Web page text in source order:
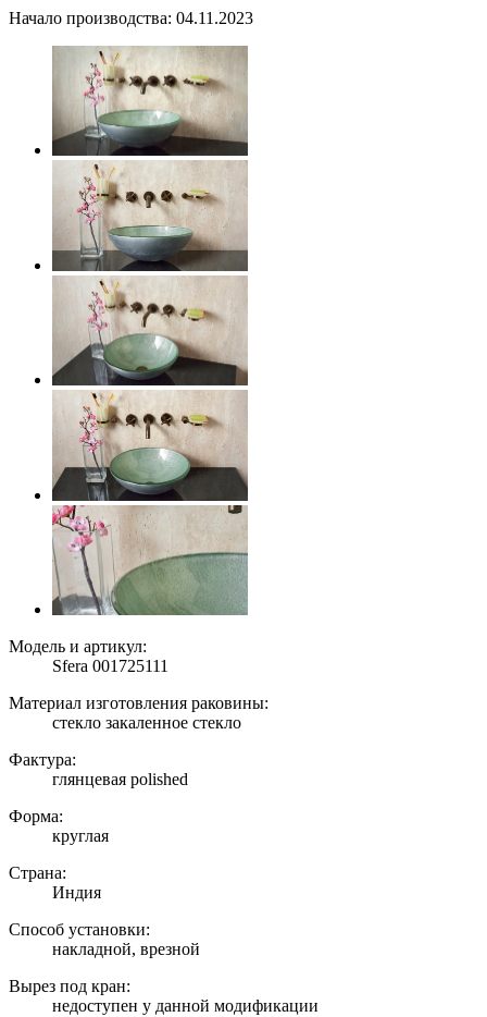
Начало производства: 04.11.2023
Модель и артикул:
Sfera 001725111
Материал изготовления раковины:
стекло закаленное стекло
Фактура:
глянцевая polished
Форма:
круглая
Страна:
Индия
Способ установки:
накладной, врезной
Вырез под кран:
недоступен у данной модификации